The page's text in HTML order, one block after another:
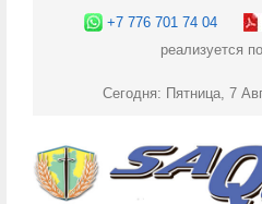
+7 776 701 74 04
реализуется
Сегодня: Пятница, 7